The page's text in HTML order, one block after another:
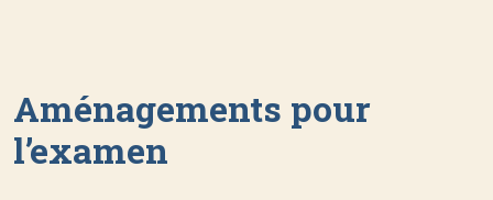
Aménagements pour
l’examen